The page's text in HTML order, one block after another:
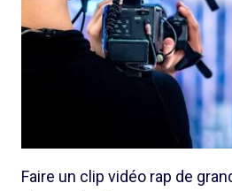
Faire un clip vidéo rap de